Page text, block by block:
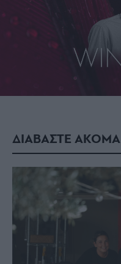
ΔΙΑΒΑΣΤΕ ΑΚΟΜΑ